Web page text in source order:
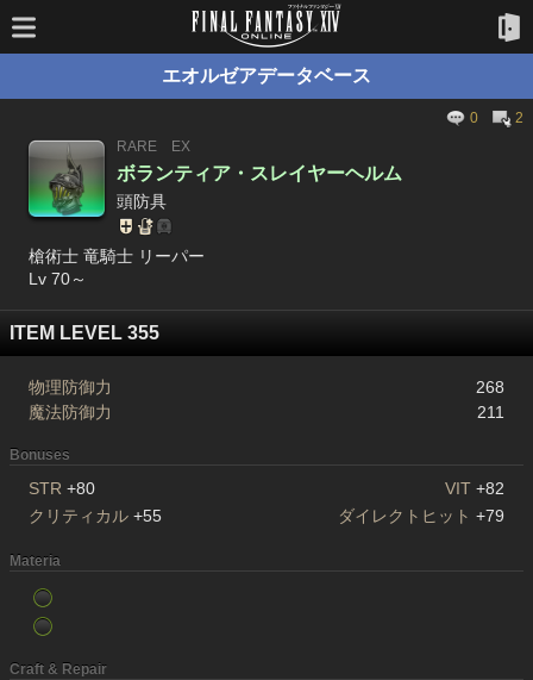
エオルゼアデータベース
0
2
RARE
EX
ボランティア・スレイヤーヘルム
頭防具
槍術士 竜騎士 リーパー
Lv 70～
ITEM LEVEL 355
物理防御力
268
魔法防御力
211
Bonuses
STR +80 VIT +82
クリティカル +55 ダイレクトヒット +79
Materia
Craft & Repair